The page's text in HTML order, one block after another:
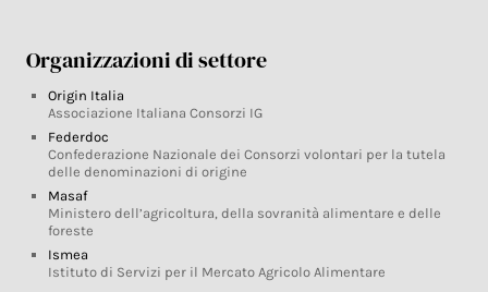
Organizzazioni di settore
Origin Italia
Associazione Italiana Consorzi IG
Federdoc
Confederazione Nazionale dei Consorzi volontari per la tutela
delle denominazioni di origine
Masaf
Ministero dell’agricoltura, della sovranità alimentare e delle
foreste
Ismea
Istituto di Servizi per il Mercato Agricolo Alimentare